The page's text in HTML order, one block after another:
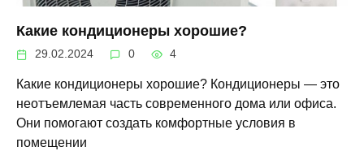
Какие кондиционеры хорошие?
29.02.2024 0 4
Какие кондиционеры хорошие? Кондиционеры — это
неотъемлемая часть современного дома или офиса.
Они помогают создать комфортные условия в
помещении